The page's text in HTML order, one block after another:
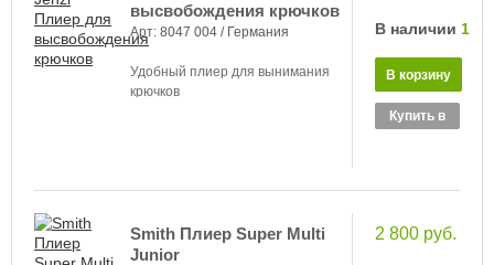
высвобождения крючков
Арт: 8047 004 / Германия
Удобный плиер для вынимания
крючков
В наличии 1
Купить в
Smith Плиер Super Multi
Junior
2 800 руб.